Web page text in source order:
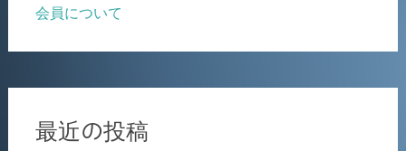
会員について
最近の投稿